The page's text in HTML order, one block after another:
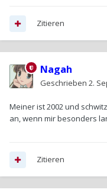
Zitieren
Nagah
Geschrieben 2.
Meiner ist 2002 und
an, wenn mir besonders
Zitieren